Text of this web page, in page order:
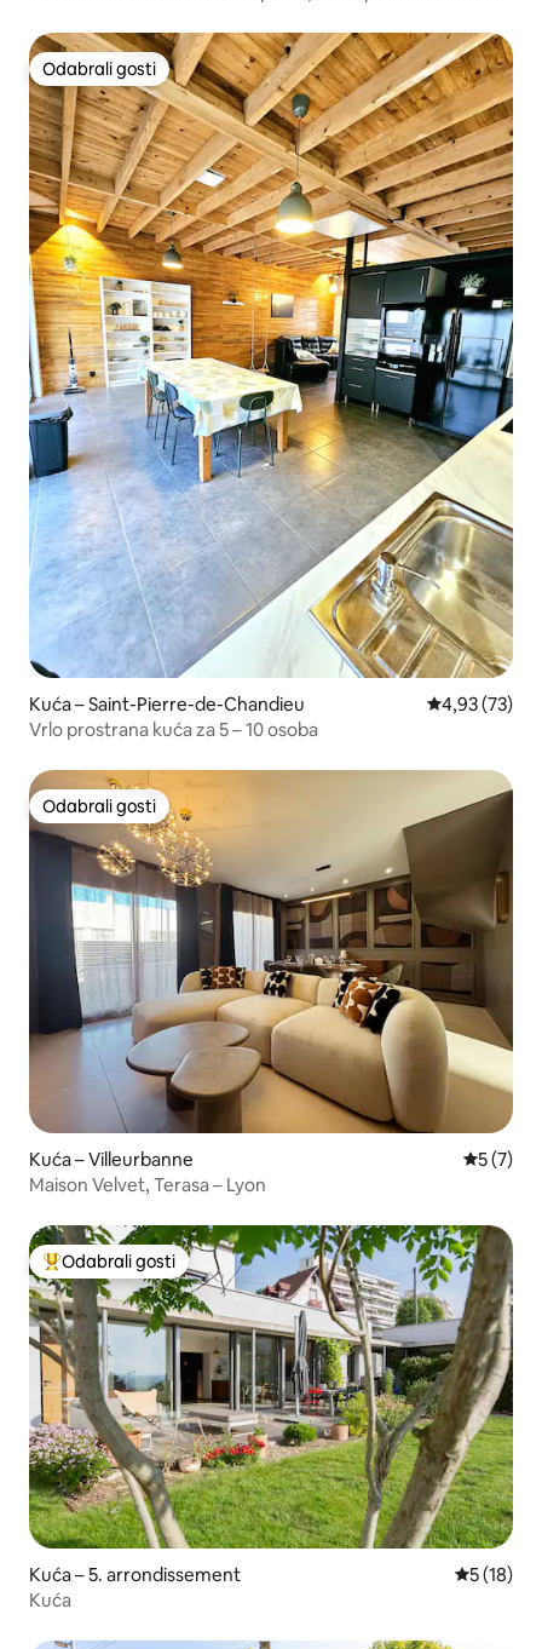
Odabrali gosti
Odabrali gosti
Kuća – Saint-Pierre-de-Chandieu Prosječna
4,93 (73)
Vrlo prostrana kuća za 5 – 10 osoba
Odabrali gosti
Odabrali gosti
Kuća – Villeurbanne
5 (7)
Maison Velvet, Terasa – Lyon
Među najviše rangiranima s oznakom „Odabrali gosti”
Odabrali gosti
Kuća – 5. arrondissement Prosječna
5 (18)
Kuća